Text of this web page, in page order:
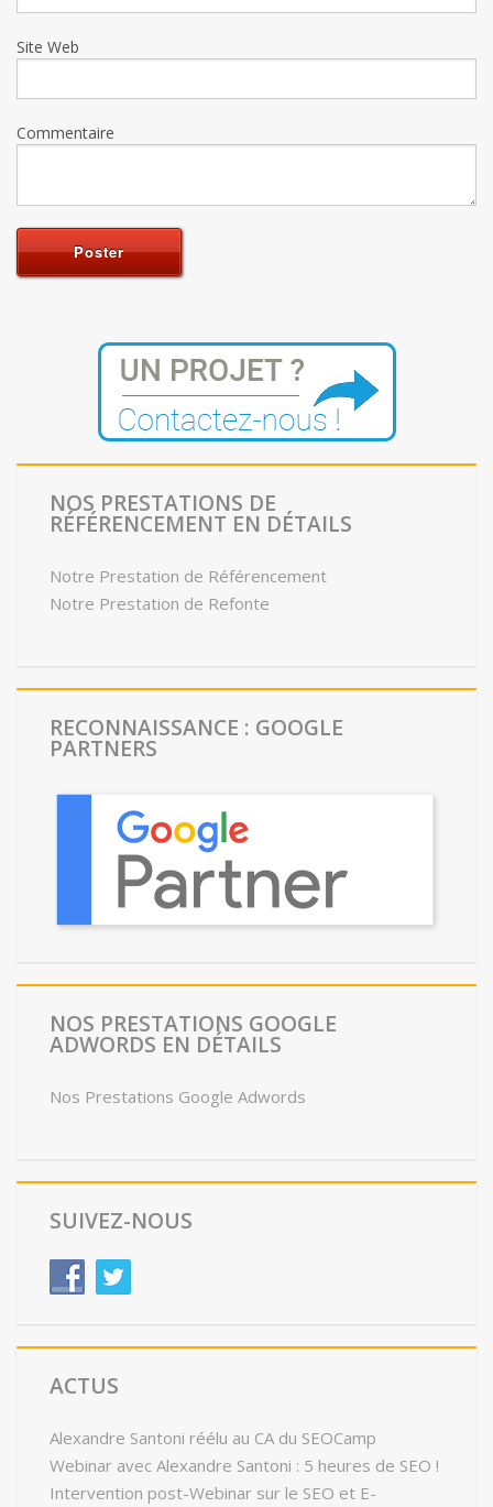
Site Web
Commentaire
NOS PRESTATIONS DE
RÉFÉRENCEMENT EN DÉTAILS
Notre Prestation de Référencement
Notre Prestation de Refonte
RECONNAISSANCE : GOOGLE
PARTNERS
NOS PRESTATIONS GOOGLE
ADWORDS EN DÉTAILS
Nos Prestations Google Adwords
SUIVEZ-NOUS
ACTUS
Alexandre Santoni réélu au CA du SEOCamp
Webinar avec Alexandre Santoni : 5 heures de SEO !
Intervention post-Webinar sur le SEO et E-